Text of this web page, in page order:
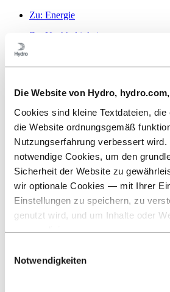
Die Website von Hydro,
Cookies sind kleine Textdateien, die
die Website ordnungsgemäß
Nutzungserfahrung verbessert wird.
notwendige Cookies, um den
Sicherheit der Website zu
wir optionale Cookies — mit Ihrer
Einstellungen zu speichern, zu
genutzt wird, und um Inhalte oder
Tools wir für Sicherheits‑, Analyse‑
verwenden. Diese Drittanbieter
die sie über Ihre Nutzung unserer
Notwendigkeiten
Zu: Energie
Zu: Nachhaltigkeit
Roadmap zur Klimaneutralität
Ansprechpartner für Nachhaltigkeit
Zu:Karriere
Offene Stellen
Ausbildung bei Hydro
Studierende und Absolventen
Arbeiten bei Hydro
Karrierebereiche
Lerne unsere Mitarbeitenden kennen
Bewerbungsprozess
Kontakt und FAQ
Zu: Investoren
Investoren
News